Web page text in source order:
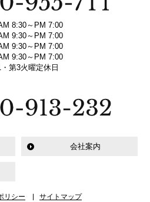
8:30～PM 7:00
9:30～PM 7:00
9:30～PM 7:00
9:30～PM 7:00
第3火曜定休日
会社案内
リシー サイトマップ